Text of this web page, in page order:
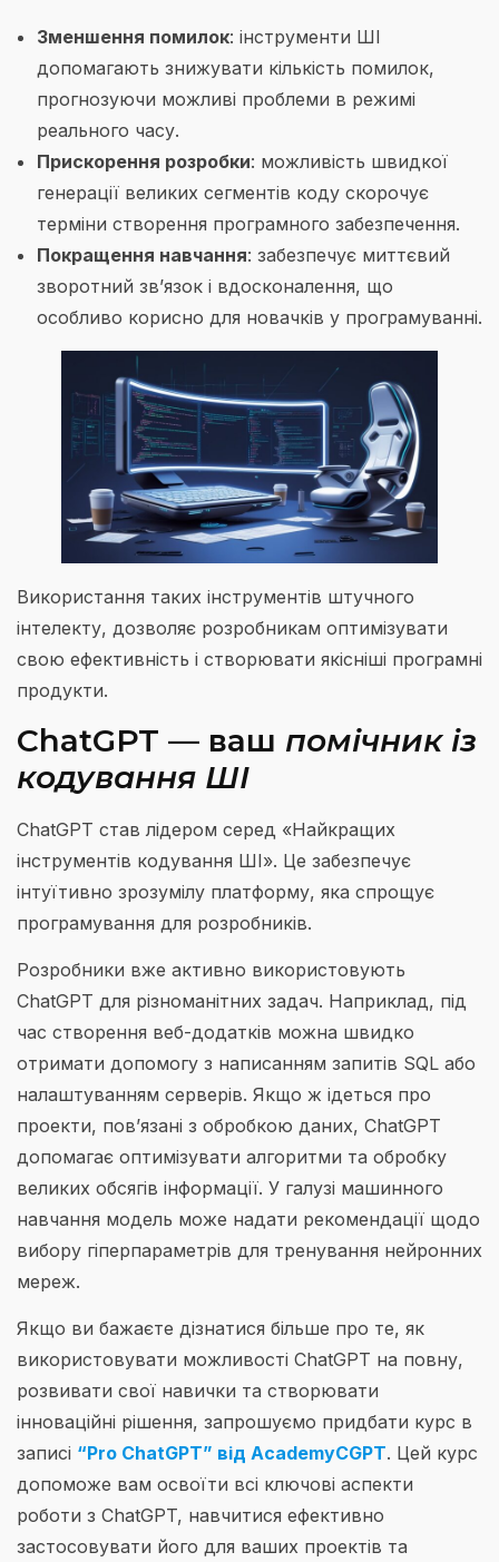
Зменшення помилок: інструменти ШІ
допомагають знижувати кількість помилок,
прогнозуючи можливі проблеми в режимі
реального часу.
Прискорення розробки: можливість швидкої
генерації великих сегментів коду скорочує
терміни створення програмного забезпечення.
Покращення навчання: забезпечує миттєвий
зворотний зв’язок і вдосконалення, що
особливо корисно для новачків у програмуванні.
Використання таких інструментів штучного
інтелекту, дозволяє розробникам оптимізувати
свою ефективність і створювати якісніші програмні
продукти.
ChatGPT — ваш помічник із
кодування ШІ
ChatGPT став лідером серед «Найкращих
інструментів кодування ШІ». Це забезпечує
інтуїтивно зрозумілу платформу, яка спрощує
програмування для розробників.
Розробники вже активно використовують
ChatGPT для різноманітних задач. Наприклад, під
час створення веб-додатків можна швидко
отримати допомогу з написанням запитів SQL або
налаштуванням серверів. Якщо ж ідеться про
проекти, пов’язані з обробкою даних, ChatGPT
допомагає оптимізувати алгоритми та обробку
великих обсягів інформації. У галузі машинного
навчання модель може надати рекомендації щодо
вибору гіперпараметрів для тренування нейронних
мереж.
Якщо ви бажаєте дізнатися більше про те, як
використовувати можливості ChatGPT на повну,
розвивати свої навички та створювати
інноваційні рішення, запрошуємо придбати курс в
записі “Pro ChatGPT” від AcademyCGPT. Цей курс
допоможе вам освоїти всі ключові аспекти
роботи з ChatGPT, навчитися ефективно
застосовувати його для ваших проектів та